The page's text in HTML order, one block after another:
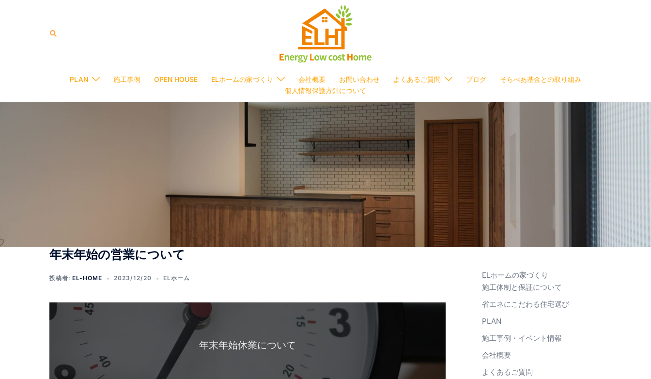
ッ
検
索
PLAN 施工事例 OPEN HOUSE ELホームの家づくり 会社概要 お問い合わせ よくあるご質問 ブログ
そらべあ基金との取り組み
個人情報保護方針について
年末年始の営業について
投稿者: EL-HOME 2023/12/20 ELホーム
年末年始休業について
ELホームの家づくり
施工体制と保証について
省エネにこだわる住宅選び
PLAN
施工事例・イベント情報
会社概要
よくあるご質問